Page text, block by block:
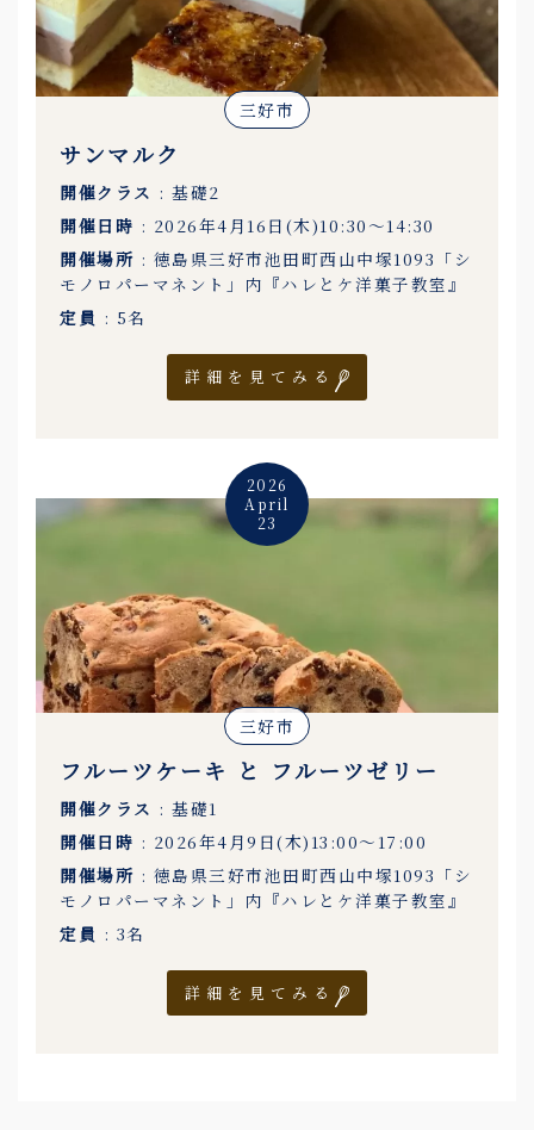
三好市
サンマルク
開催クラス : 基礎2
開催日時 : 2026年4月16日(木)10:30〜14:30
開催場所 : 徳島県三好市池田町西山中塚1093「シ
モノロパーマネント」内『ハレとケ洋菓子教室』
定員 : 5名
詳細を見てみる
2026
April
23
三好市
フルーツケーキ と フルーツゼリー
開催クラス : 基礎1
開催日時 : 2026年4月9日(木)13:00〜17:00
開催場所 : 徳島県三好市池田町西山中塚1093「シ
モノロパーマネント」内『ハレとケ洋菓子教室』
定員 : 3名
詳細を見てみる